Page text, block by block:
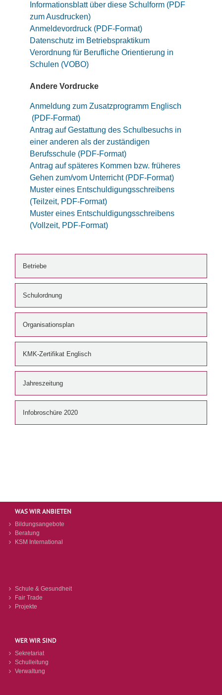
Informationsblatt über diese Schulform (PDF
zum Ausdrucken)
Anmeldevordruck (PDF-Format)
Datenschutz im Betriebspraktikum
Verordnung für Berufliche Orientierung in
Schulen (VOBO)
Andere Vordrucke
Anmeldung zum Zusatzprogramm Englisch
(PDF-Format)
Antrag auf Gestattung des Schulbesuchs in
einer anderen als der zuständigen
Berufsschule (PDF-Format)
Antrag auf späteres Kommen bzw. früheres
Gehen zum/vom Unterricht (PDF-Format)
Muster eines Entschuldigungsschreibens
(Teilzeit, PDF-Format)
Muster eines Entschuldigungsschreibens
(Vollzeit, PDF-Format)
Betriebe
Schulordnung
Organisationsplan
KMK-Zertifikat Englisch
Jahreszeitung
Infobroschüre 2020
WAS WIR ANBIETEN
Bildungsangebote
Beratung
KSM International
Schule & Gesundheit
Fair Trade
Projekte
WER WIR SIND
Sekretariat
Schulleitung
Verwaltung